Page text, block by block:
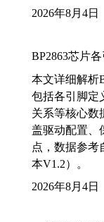
2026年8月4日
BP2863芯片
本文详细解析
包括各引脚定
关系等核心数
盖驱动配置、
点，数据参考
本V1.2）。
2026年8月4日